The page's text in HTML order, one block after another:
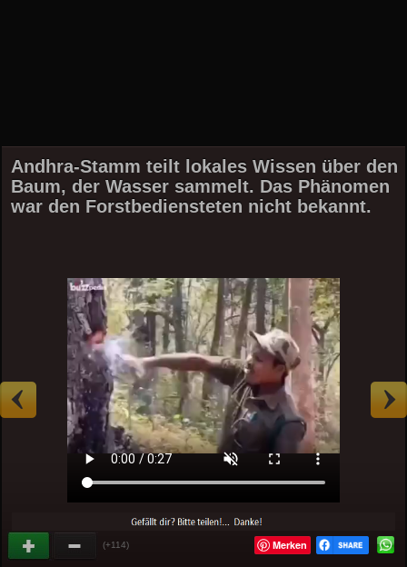
Andhra-Stamm teilt lokales Wissen über den
Baum, der Wasser sammelt. Das Phänomen
war den Forstbediensteten nicht bekannt.
(+114) Merken